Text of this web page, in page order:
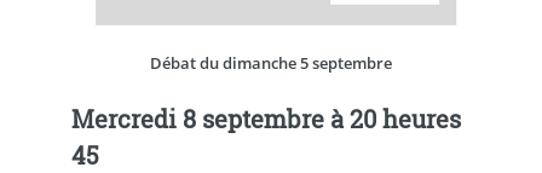
Débat du dimanche 5 septembre
Mercredi 8 septembre à 20 heures
45